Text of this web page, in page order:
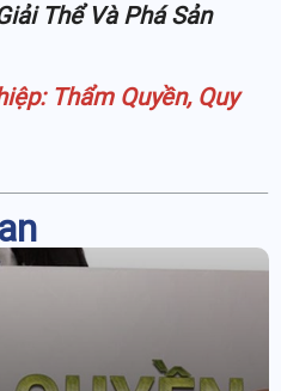
Thể Và Phá Sản
Thẩm Quyền, Quy